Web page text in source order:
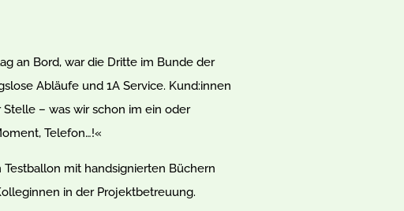
an Bord, war die Dritte im Bunde der
Abläufe und 1A Service. Kund:innen
– was wir schon im ein oder
Telefon…!«
mit handsignierten Büchern
in der Projektbetreuung.